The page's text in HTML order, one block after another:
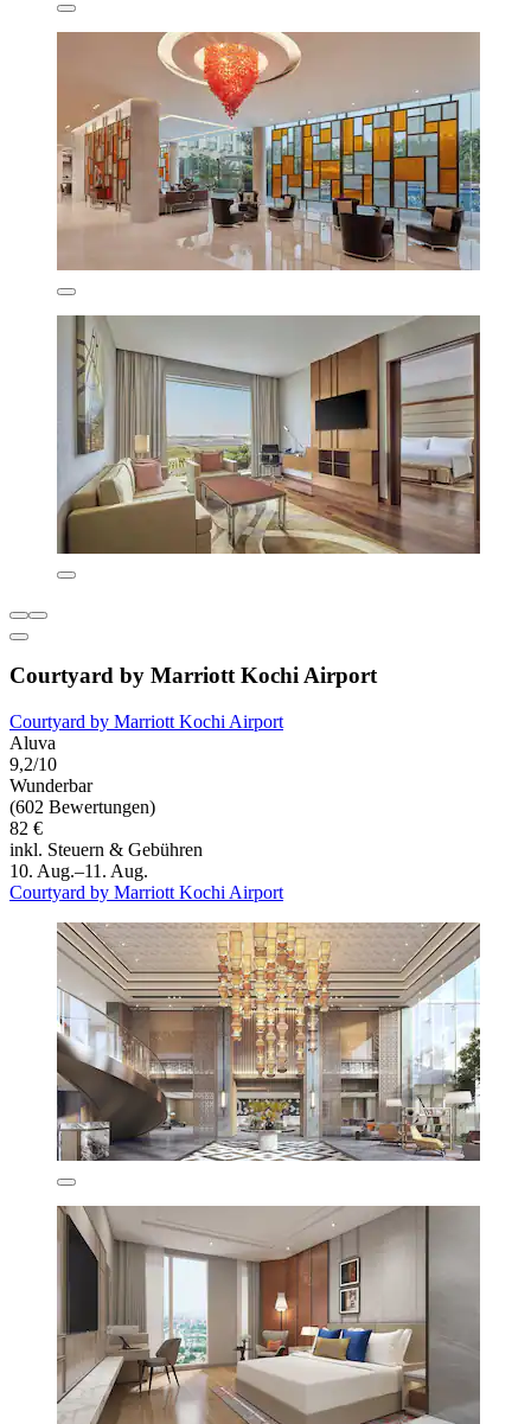
Courtyard by Marriott Kochi Airport
Courtyard by Marriott Kochi Airport
Aluva
9,2/10
Wunderbar
(602 Bewertungen)
82 €
inkl. Steuern & Gebühren
10. Aug.–11. Aug.
Courtyard by Marriott Kochi Airport